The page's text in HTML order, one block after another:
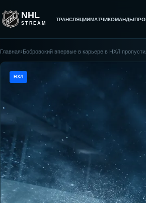
NHL
STREAM
ТРАНСЛЯЦИИМАТЧИКОМАНДЫ
Главная›Бобровский впервые в карьере в НХЛ
НХЛ